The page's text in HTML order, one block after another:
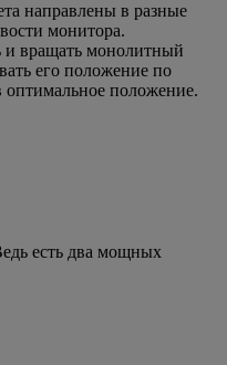
направлены в разные
монитора.
и вращать монолитный
его положение по
оптимальное положение.
есть два мощных